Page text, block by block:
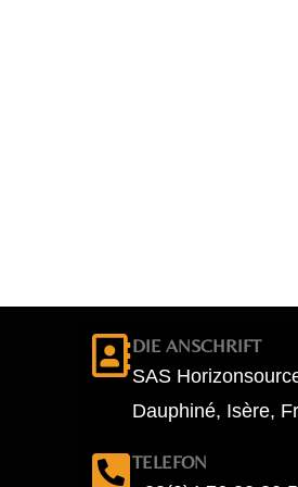
DIE ANSCHRIFT
SAS
Dauphiné, Isère,
TELEFON